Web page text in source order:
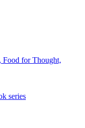
for Thought,
series